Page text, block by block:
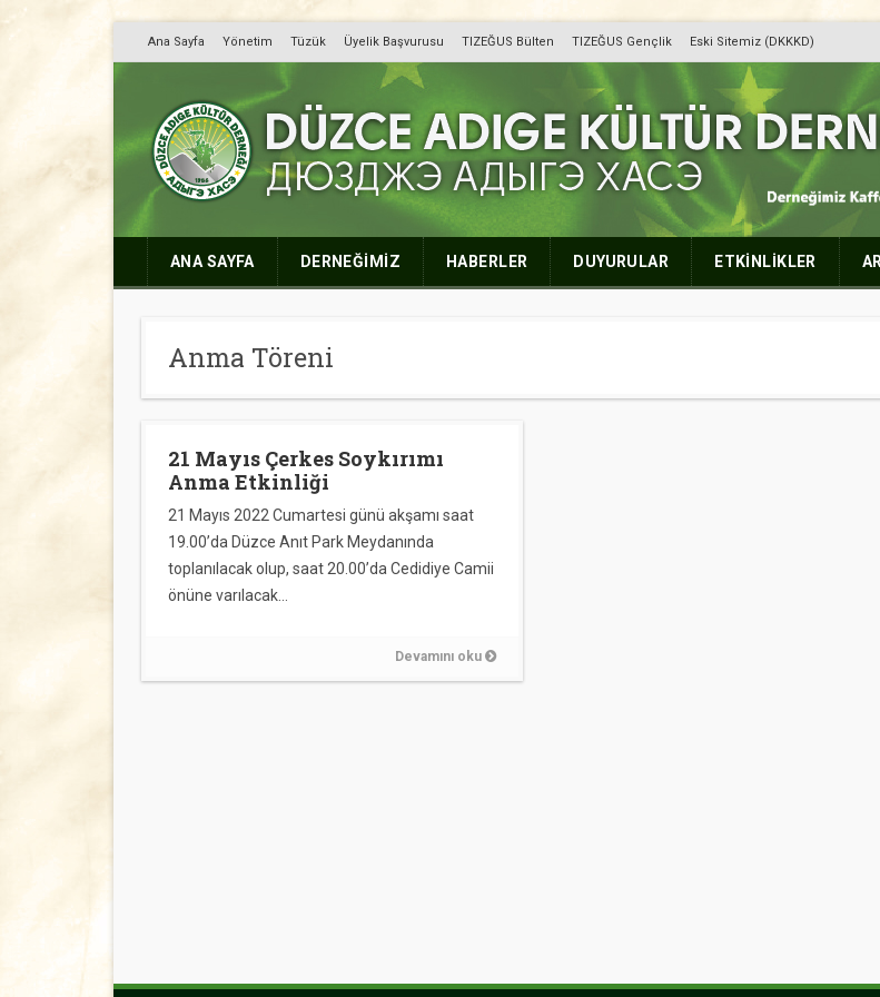
Ana Sayfa Yönetim Tüzük Üyelik Başvurusu TIZEĞUS Bülten TIZEĞUS Gençlik Eski Sitemiz (DKKKD)
Düzce Adıge Kültür Derneği
ANA SAYFA DERNEĞİMİZ HABERLER DUYURULAR ETKİNLİKLER
Anma Töreni
21 Mayıs Çerkes Soykırımı
Anma Etkinliği
21 Mayıs 2022 Cumartesi günü akşamı saat
19.00’da Düzce Anıt Park Meydanında
toplanılacak olup, saat 20.00’da Cedidiye Camii
önüne varılacak…
Devamını oku